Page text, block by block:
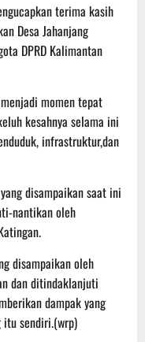
terima kasih
Desa Jahanjang
DPRD Kalimantan
momen tepat
kesahnya selama ini
infrastruktur,dan
disampaikan saat ini
nantikan oleh
disampaikan oleh
dan ditindaklanjuti
dampak yang
itu sendiri.(wrp)